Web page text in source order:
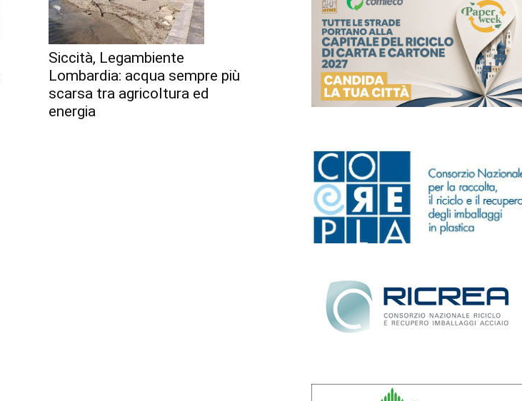
Siccità, Legambiente
Lombardia: acqua sempre più
scarsa tra agricoltura ed
energia